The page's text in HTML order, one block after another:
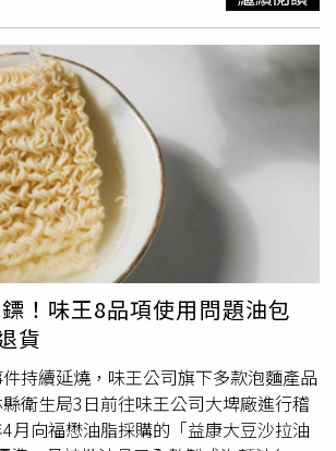
值，讓這場因「翻白眼」引發的網路熱
海洋保育的起點。海科館邀請民眾暑假
館，近距離欣賞爆紅的「厭世五鯊」。
技博物館提供）
「地中海式沙拉」拉開序幕。內容為慢
腳，小農植栽綠葉，佐煙煄紅椒醬汁。
的是冷前菜主角們：嚴選口感Q彈爽脆的
配帶有海洋鹹香的「海藻沙拉」，以及入
脂蝦」。最厲害的是，主廚特別研發了
並運用現代分子料理手法做成「氮氣陳醋
香與海鮮的鮮甜提煉到極致，吃起來非
類經過長時間慢火烘烤與燉煮，鎖住濃
濃郁，在吃主菜前先溫柔地溫潤你的胃。
乾式熟成牛肋眼」，並提供「熟成巧
的貴賓們，每一口都是視覺與味覺愉悅
滿大人風味的正統「提拉米蘇」擔綱，
下充滿儀式感的完美句點。打破冬天泡
熟成美饌才是最高享受很多人以為泡湯
，是長期攝取重口味外食者穩定血壓、
友。李營養師表示，最容易被大眾低估
鈣質含量，每100公克的空心菜含鈣量高
比較甚至更勝牛奶，是蔬食者與乳糖不
鈣首選。不過，由於植物性鈣質的吸收率
師提醒，飯後可搭配芭樂、奇異果或鳳梨
果，能有效提升人體對鈣質的吸收。除
，空心菜對於靈魂之窗與腸道也是好處
，空心菜含有大量的類胡蘿蔔素與維生
膜健康，舒緩螢幕族的氧化壓力；其特
維，則能促進腸道蠕動、改善便秘。同
酸也是造血與預防貧血的功臣，吃一份
議攝取量的五分之一。在消化系統方
維生素B2能保護胃黏膜，不過因其性
易腹瀉者切勿過量，烹調時可加入老
和寒性。此外，由於空心菜含有草酸與
同時攝取大量高鈣食物或海鮮，以免降
！味王8品項使用問題油包
貨
持續延燒，味王公司旗下多款泡麵產品
衛生局3日前往味王公司大埤廠進行稽
月向福懋油脂採購的「益康大豆沙拉油